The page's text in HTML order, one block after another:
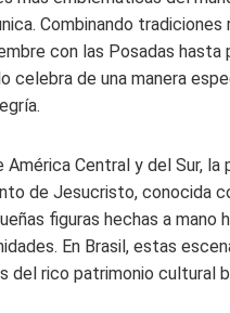
Combinando
con las Posadas hasta
celebra de una manera
América Central y del Sur,
de Jesucristo, conocida
figuras hechas a
En Brasil, estas
del rico patrimonio cultural